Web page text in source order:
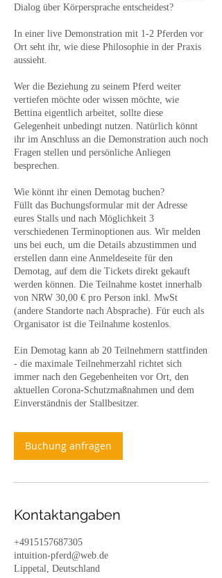
Dialog über Körpersprache entscheidest?
In einer live Demonstration mit 1-2 Pferden vor
Ort seht ihr, wie diese Philosophie in der Praxis
aussieht.
Wer die Beziehung zu seinem Pferd weiter
vertiefen möchte oder wissen möchte, wie
Bettina eigentlich arbeitet, sollte diese
Gelegenheit unbedingt nutzen. Natürlich könnt
ihr im Anschluss an die Demonstration auch noch
Fragen stellen und persönliche Anliegen
besprechen.
Wie könnt ihr einen Demotag buchen?
Füllt das Buchungsformular mit der Adresse
eures Stalls und nach Möglichkeit 3
verschiedenen Terminoptionen aus. Wir melden
uns bei euch, um die Details abzustimmen und
erstellen dann eine Anmeldeseite für den
Demotag, auf dem die Tickets direkt gekauft
werden können. Die Teilnahme kostet innerhalb
von NRW 30,00 € pro Person inkl. MwSt
(andere Standorte nach Absprache). Für euch als
Organisator ist die Teilnahme kostenlos.
Ein Demotag kann ab 20 Teilnehmern stattfinden
- die maximale Teilnehmerzahl richtet sich
immer nach den Gegebenheiten vor Ort, den
aktuellen Corona-Schutzmaßnahmen und dem
Einverständnis der Stallbesitzer.
Buchung anfragen
Kontaktangaben
+4915157687305
intuition-pferd@web.de
Lippetal, Deutschland